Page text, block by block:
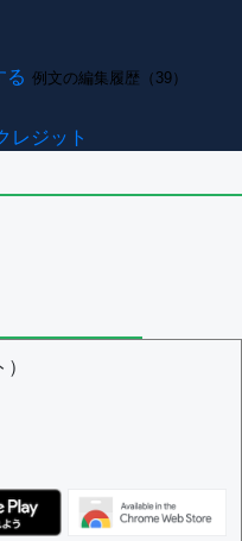
る 例文の編集履歴（39）
レジット